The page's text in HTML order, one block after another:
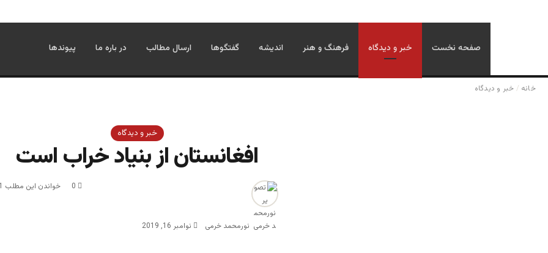
صفحه نخست خبر و دیدگاه فرهنگ و هنر اندیشه گفتگوها ارسال مطالب در باره ما پیوندها
خانه / خبر و دیدگاه
خبر و دیدگاه
افغانستان از بنیاد خراب است
نورمحمد خرمی نوامبر 16, 2019
0 خواندن این مطلب 1 دقیقه زمان میبرد